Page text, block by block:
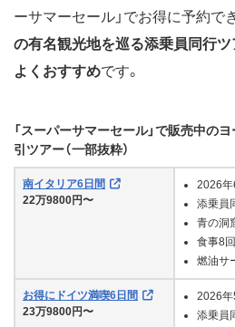
ーサマーセール」でお得に予約で
の有名観光地を巡る添乗員同行ツ
よくおすすめです。
「スーパーサマーセール」で販売中の
引ツアー（一部抜粋）
南イタリア6日間
22万9800円〜
2026
添乗員
青の洞
食事8
燃油サ
お得にドイツ満喫6日間
23万9800円〜
2026
添乗員